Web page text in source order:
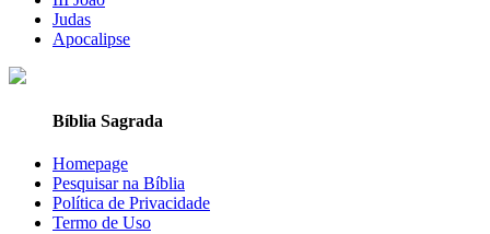
Judas
Apocalipse
Bíblia Sagrada
Homepage
Pesquisar na Bíblia
Política de Privacidade
Termo de Uso